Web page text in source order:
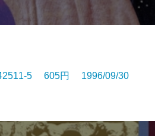
5 605円 1996/09/30